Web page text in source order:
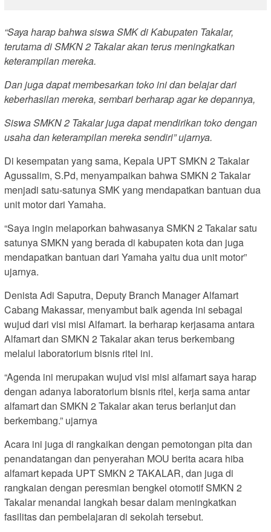
“Saya harap bahwa siswa SMK di Kabupaten Takalar,
terutama di SMKN 2 Takalar akan terus meningkatkan
keterampilan mereka.
Dan juga dapat membesarkan toko ini dan belajar dari
keberhasilan mereka, sembari berharap agar ke depannya,
Siswa SMKN 2 Takalar juga dapat mendirikan toko dengan
usaha dan keterampilan mereka sendiri” ujarnya.
Di kesempatan yang sama, Kepala UPT SMKN 2 Takalar
Agussalim, S.Pd, menyampaikan bahwa SMKN 2 Takalar
menjadi satu-satunya SMK yang mendapatkan bantuan dua
unit motor dari Yamaha.
“Saya ingin melaporkan bahwasanya SMKN 2 Takalar satu
satunya SMKN yang berada di kabupaten kota dan juga
mendapatkan bantuan dari Yamaha yaitu dua unit motor”
ujarnya.
Denista Adi Saputra, Deputy Branch Manager Alfamart
Cabang Makassar, menyambut baik agenda ini sebagai
wujud dari visi misi Alfamart. Ia berharap kerjasama antara
Alfamart dan SMKN 2 Takalar akan terus berkembang
melalui laboratorium bisnis ritel ini.
“Agenda ini merupakan wujud visi misi alfamart saya harap
dengan adanya laboratorium bisnis ritel, kerja sama antar
alfamart dan SMKN 2 Takalar akan terus berlanjut dan
berkembang.” ujarnya
Acara ini juga di rangkaikan dengan pemotongan pita dan
penandatangan dan penyerahan MOU berita acara hiba
alfamart kepada UPT SMKN 2 TAKALAR, dan juga di
rangkaian dengan peresmian bengkel otomotif SMKN 2
Takalar menandai langkah besar dalam meningkatkan
fasilitas dan pembelajaran di sekolah tersebut.